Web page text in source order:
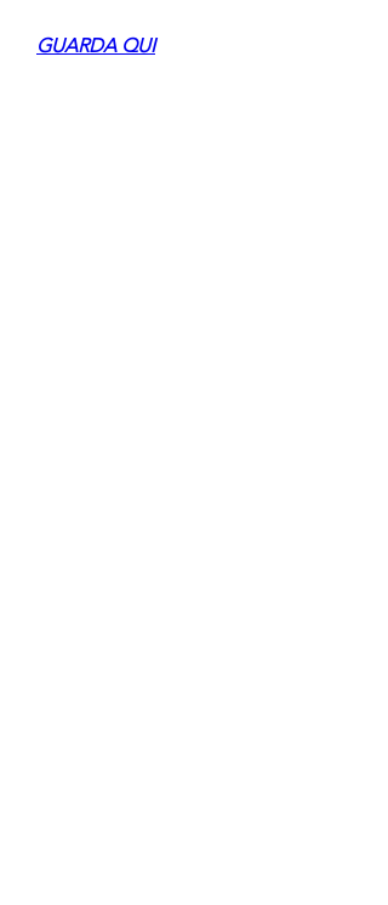
GUARDA QUI